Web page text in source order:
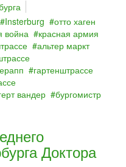
Insterburg
отто хаген
война
красная армия
альтер маркт
гартенштрассе
вандер бургомистр
Доктора